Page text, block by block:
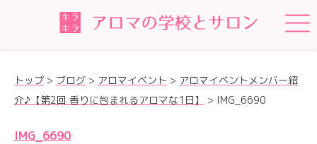
トップ > ブログ > アロマイベント > アロマイベントメンバー紹
介♪【第2回 香りに包まれるアロマな1日】
> IMG_6690
IMG_6690